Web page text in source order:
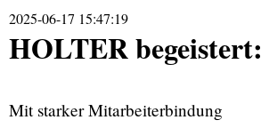
2025-06-17 15:47:19
HOLTER begeistert:
Mit starker Mitarbeiterbindung